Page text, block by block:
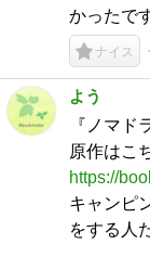
かったで
ナイス
よう
『ノマド
原作はこ
https://
キャンピ
をする人